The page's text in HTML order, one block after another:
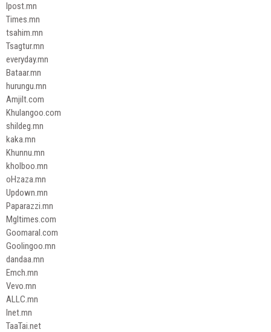
Ipost.mn
Times.mn
tsahim.mn
Tsagtur.mn
everyday.mn
Bataar.mn
hurungu.mn
Amjilt.com
Khulangoo.com
shildeg.mn
kaka.mn
Khunnu.mn
kholboo.mn
oHzaza.mn
Updown.mn
Paparazzi.mn
Mgltimes.com
Goomaral.com
Goolingoo.mn
dandaa.mn
Emch.mn
Vevo.mn
ALLC.mn
Inet.mn
TaaTai.net